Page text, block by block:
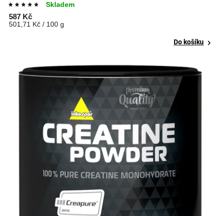
Skladem
587 Kč
501,71 Kč / 100 g
Do košíku